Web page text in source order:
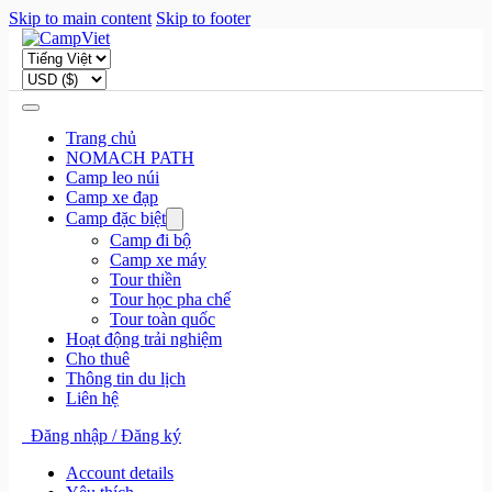
Skip to main content Skip to footer
Trang chủ
NOMACH PATH
Camp leo núi
Camp xe đạp
Camp đặc biệt
Camp đi bộ
Camp xe máy
Tour thiền
Tour học pha chế
Tour toàn quốc
Hoạt động trải nghiệm
Cho thuê
Thông tin du lịch
Liên hệ
Đăng nhập / Đăng ký
Account details